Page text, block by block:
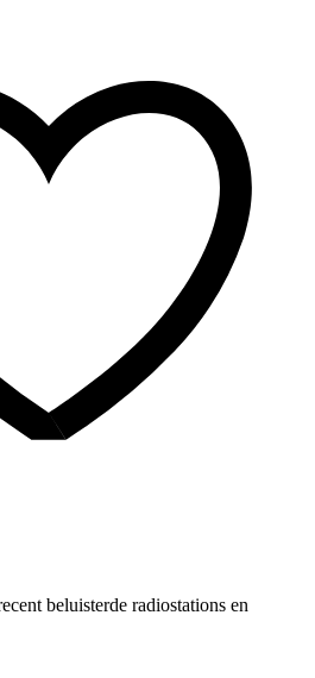
beluisterde radiostations en